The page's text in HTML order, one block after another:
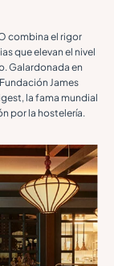
combina el rigor
que elevan el nivel
Galardonada en
James
la fama mundial
por la hostelería.